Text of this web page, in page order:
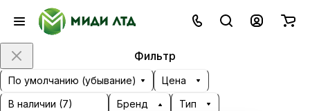
Фильтр
По умолчанию (убывание)
Цена
В наличии (7) Бренд
Тип